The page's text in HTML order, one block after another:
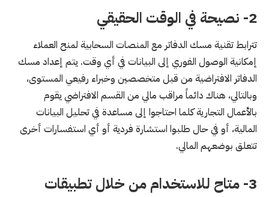
2- نصيحة في الوقت الحقيقي
تترابط تقنية مسك الدفاتر مع المنصات السحابية لمنح العملاء
إمكانية الوصول الفوري إلى البيانات في أي وقت. يتم إعداد مسك
الدفاتر الافتراضية من قبل متخصصين وخبراء رفيعي المستوى،
وبالتالي، هناك دائماً مراقب مالي من القسم الافتراضي يقوم
بالأعمال التجارية كلما احتاجوا إلى مساعدة في تحليل البيانات
المالية، أو في حال طلبوا استشارة فردية أو أي استفسارات أخرى
تتعلق بوضعهم المالي.
3- متاح للاستخدام من خلال تطبيقات